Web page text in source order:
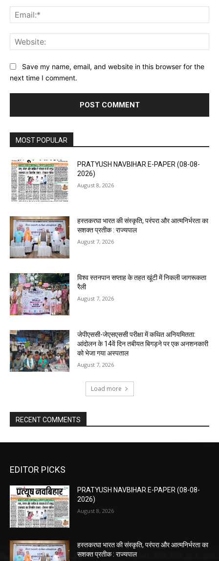
Save my name, email, and website in this browser for the
next time I comment.
MOST POPULAR
PRATYUSH NAVBIHAR E-PAPER (08-08-
2026)
August 8, 2026
हस्तकरघा भारत की संस्कृति, परंपरा और आत्मनिर्भरता का
सशक्त प्रतीक : राज्यपाल
August 7, 2026
विश्व स्तनपान सप्ताह के तहत खूंटी में निकली जागरूकता
रैली
August 7, 2026
जेपीएससी-जेएसएससी परीक्षा में कथित अनियमितता:
आंदोलन के 14वें दिन तबीयत बिगड़ने पर एक अनशनकारी
को भेजा गया अस्पताल
August 7, 2026
Load more
RECENT COMMENTS
EDITOR PICKS
PRATYUSH NAVBIHAR E-PAPER (08-08-
2026)
August 8, 2026
हस्तकरघा भारत की संस्कृति, परंपरा और आत्मनिर्भरता का
सशक्त प्रतीक : राज्यपाल